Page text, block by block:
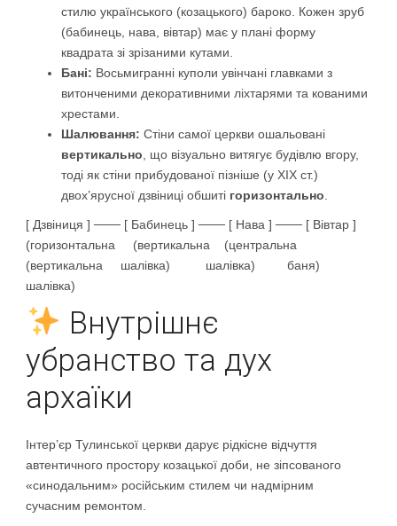
стилю українського (козацького) бароко. Кожен зруб
(бабинець, нава, вівтар) має у плані форму
квадрата зі зрізаними кутами.
Бані: Восьмигранні куполи увінчані главками з
витонченими декоративними ліхтарями та кованими
хрестами.
Шалювання: Стіни самої церкви ошальовані
вертикально , що візуально витягує будівлю вгору,
тоді як стіни прибудованої пізніше (у XIX ст.)
двох’ярусної дзвіниці обшиті горизонтально
[ Дзвіниця ] ─── [ Бабинець ] ─── [ Нава ] ─── [ Вівтар ]
(горизонтальна (вертикальна (центральна
(вертикальна шалівка) шалівка) баня)
шалівка)
Внутрішнє
убранство та дух
архаїки
Інтер’єр Тулинської церкви дарує рідкісне відчуття
автентичного простору козацької доби, не зіпсованого
«синодальним» російським стилем чи надмірним
сучасним ремонтом.